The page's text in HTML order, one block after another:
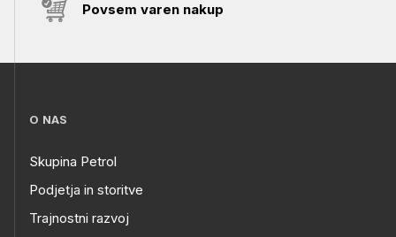
Povsem varen nakup
O NAS
Skupina Petrol
Podjetja in storitve
Trajnostni razvoj